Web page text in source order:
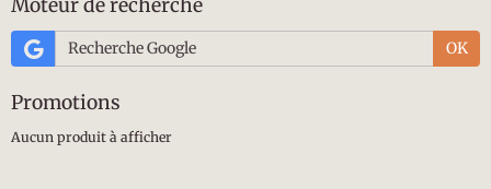
Moteur de recherche
OK
Promotions
Aucun produit à afficher